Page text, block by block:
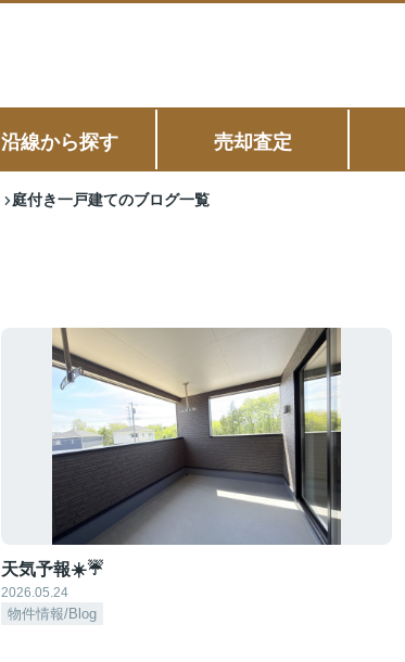
沿線から探す 売却査定
庭付き一戸建てのブログ一覧
天気予報☀️☔
2026.05.24
物件情報/Blog